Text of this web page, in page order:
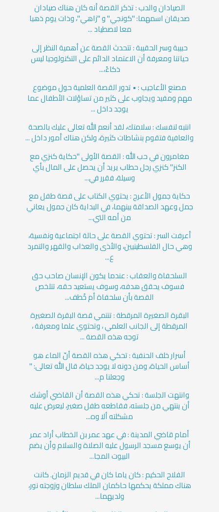
الصيادان والدب : تذكر القصة أنه كان هناك صيادان
صديقان اسمهما: "كونجي" و "زاهي"، وذات يوم ذهبا
معا لاصطياد ...
حبيبة وسر الحقيبة : تتحدث القصة عن أهمية النظر إلى
حياتنا ومعرفة أن الاعتماد الدائم على التكنولوجيا ليس
ذكاءً،...
مصنع الأعاجيب : • تدور القصة العلمية حول موضوع
مهم ومفيد ويجاوب على كثير من تساؤلات الأطفال عما
يوجد داخل ...
انتبه لنفسك : سلامتك، لقد أنعم الله تعالى عليك بالصحة
والعافية فتقوم بنشاطات كثيرة، ولكن هناك أمور داخل ...
مغامرون في حب الله : القصة الأولى "حكاية كنزي مع
الكنز" كنزي رجل حطاب يريد أن يحصل على المال بأي
وسيلة، فقرر في...
حكاية جمول الأعرج : يحتوي الكتاب على قصة طفل مع
جمل وعهد الصداقة بينهما، في البداية كان جمول يعاني
من أمه التي...
أعرفت السر : تحتوي القصة على حالة اجتماعية ونفسية،
وهي حال الفلسطينيين، والأذى والعذاب والقهر والتمرد
ع...
السلحفاة والعقاب : عندما يكون الإنسان صاحب حق
فسوف يحقق هدفه، وسوف يستعيد حقه، تتلخص
القصة بأن سلحفاة أم خُطف...
البقرة الصغيرة المرقطة : تنتمي قصة البقرة الصغيرة
المرقطة إلى الجانب العلمي ، وتحتوي علما ومعرفة ،
توجه هذه القصة ...
أسرار خلف الحنفية : تحكي هذه القصة أنّ الماء هو
أساس الحياة، ومن دونه لا يوجد حياة، قال الله تعالى: "
وجعلنا م...
وانتهت الجلسة : تحكي هذه القصة أن القاضي أوشك
أن ينتهي من جلسته، فقاطعه طفل صغير، ليعرض عليه
مشكلته ألا وه...
أمام قاضي المدينة : في عهد عمر بن الخطاب أراد عمر
أن يوسع مسجد الرسول عليه الصلاة والسلام وأن يضم
البيوت المجا...
الفلاح الحكيم : كان ياما كان في قديم الزمان. كانت
هناك مملكة يحكمها حاكمان الملك سلطان وزوجته نور،
ولديهما...